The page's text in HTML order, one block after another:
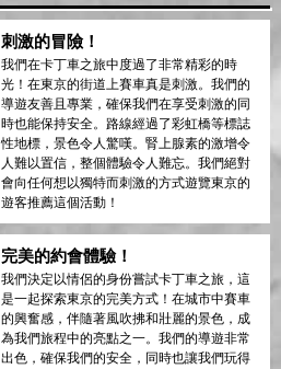
刺激的冒險！
我們在卡丁車之旅中度過了非常精彩的時
光！在東京的街道上賽車真是刺激。我們的
導遊友善且專業，確保我們在享受刺激的同
時也能保持安全。路線經過了彩虹橋等標誌
性地標，景色令人驚嘆。腎上腺素的激增令
人難以置信，整個體驗令人難忘。我們絕對
會向任何想以獨特而刺激的方式遊覽東京的
遊客推薦這個活動！
完美的約會體驗！
我們決定以情侶的身份嘗試卡丁車之旅，這
是一起探索東京的完美方式！在城市中賽車
的興奮感，伴隨著風吹拂和壯麗的景色，成
為我們旅程中的亮點之一。我們的導遊非常
出色，確保我們的安全，同時也讓我們玩得